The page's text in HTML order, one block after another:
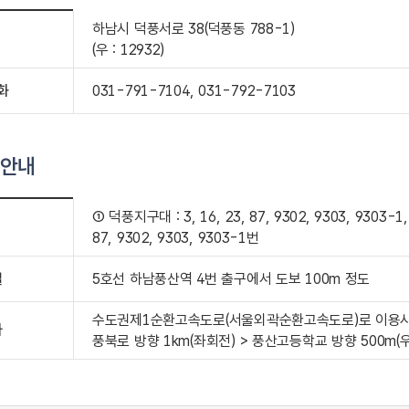
하남시 덕풍서로 38(덕풍동 788-1)
(우 : 12932)
031-791-7104, 031-792-7103
내
① 덕풍지구대 : 3, 16, 23, 87, 9302, 9303, 9303-1,
87, 9302, 9303, 9303-1번
5호선 하남풍산역 4번 출구에서 도보 100m 정도
수도권제1순환고속도로(서울외곽순환고속도로)로 이
풍북로 방향 1km(좌회전) > 풍산고등학교 방향 500m(